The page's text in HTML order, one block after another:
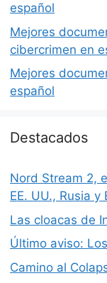
español
Mejores
cibercrimen en
Mejores
español
Destacados
Nord Stream 2,
EE. UU., Rusia y
Las cloacas de
Último aviso:
Camino al